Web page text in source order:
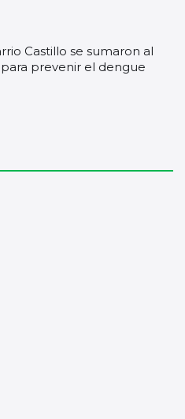
Castillo se sumaron al
prevenir el dengue